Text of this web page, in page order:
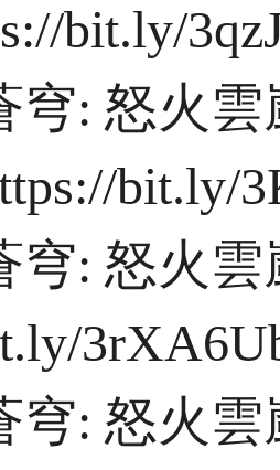
bit.ly/
穹: 怒火
bit.ly/
穹: 怒火
穹: 怒火